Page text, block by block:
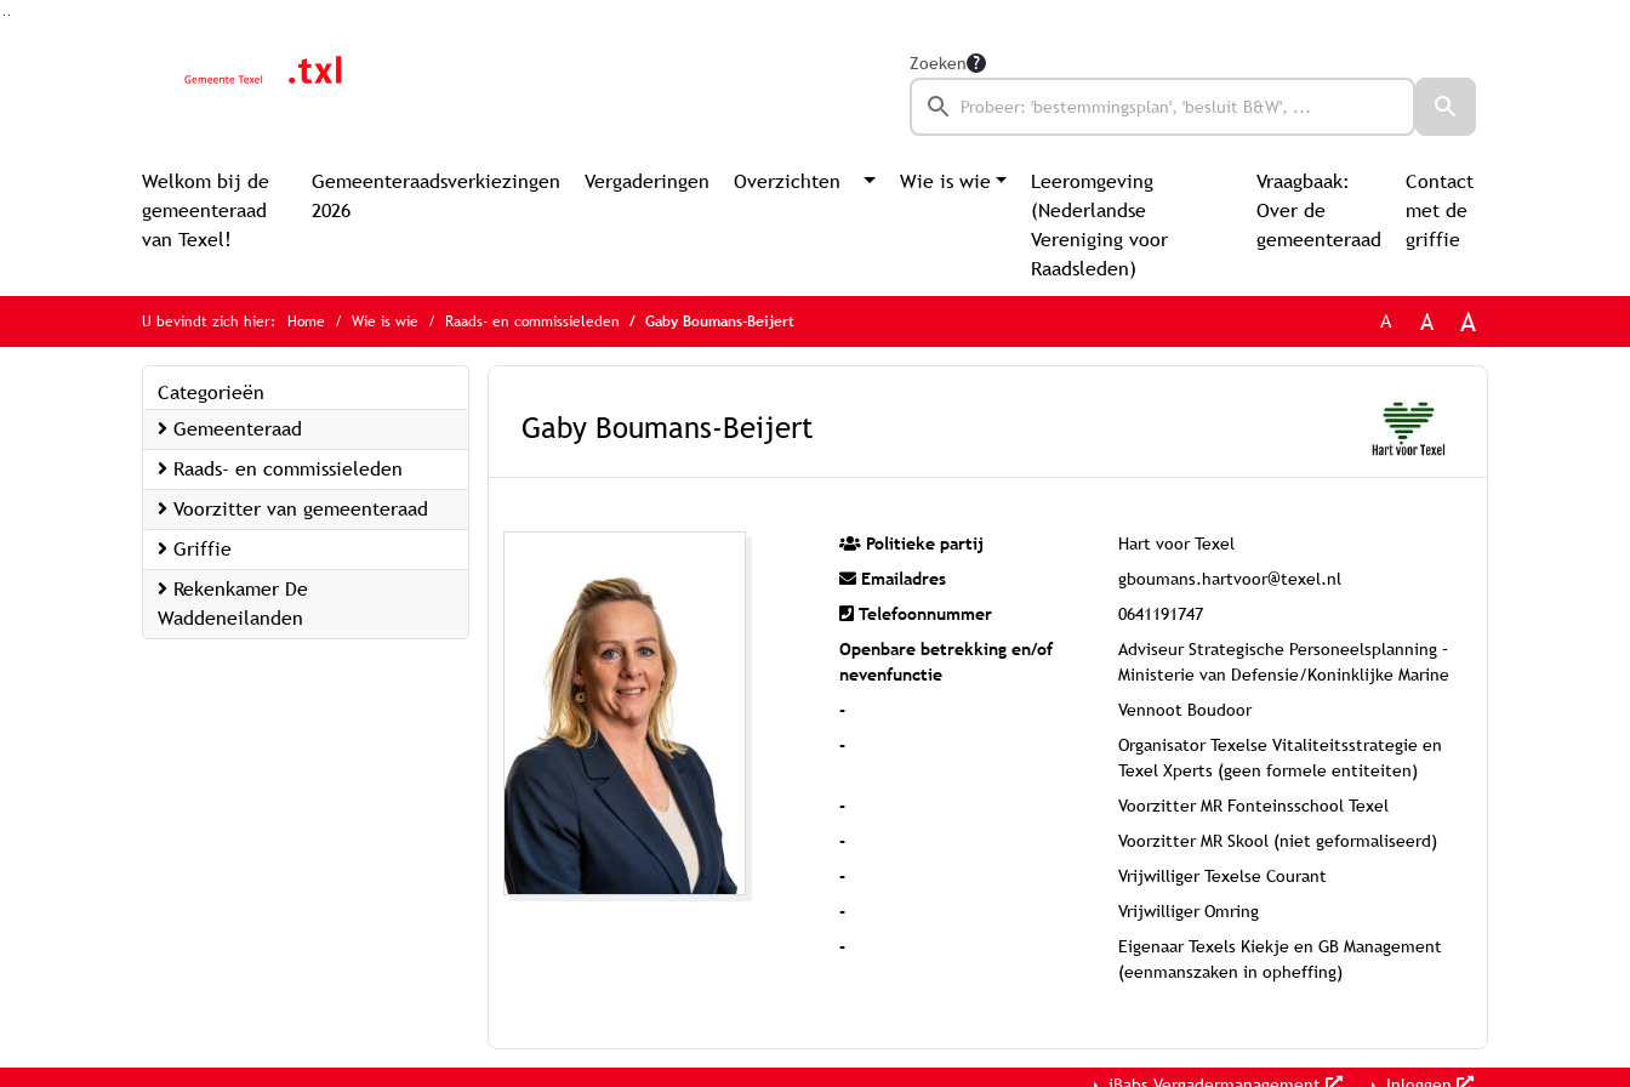
Zoeken
Welkom bij de
gemeenteraad
van Texel!
Gemeenteraadsverkiezingen
2026
Vergaderingen Overzichten Wie is wie
Leeromgeving
(Nederlandse
Vereniging voor
Raadsleden)
Vraagbaak:
Over de
gemeenteraad
Contact
met de
griffie
U bevindt zich hier: Home Wie is wie Raads- en commissieleden Gaby Boumans-Beijert A A A
Categorieën
Gemeenteraad
Raads- en commissieleden
Voorzitter van gemeenteraad
Griffie
Rekenkamer De
Waddeneilanden
Gaby Boumans-Beijert
Politieke partij
Hart voor Texel
Emailadres
gboumans.hartvoor@texel.nl
Telefoonnummer
0641191747
Openbare betrekking en/of
nevenfunctie
Adviseur Strategische Personeelsplanning –
Ministerie van Defensie/Koninklijke Marine
-
Vennoot Boudoor
-
Organisator Texelse Vitaliteitsstrategie en
Texel Xperts (geen formele entiteiten)
-
Voorzitter MR Fonteinsschool Texel
-
Voorzitter MR Skool (niet geformaliseerd)
-
Vrijwilliger Texelse Courant
-
Vrijwilliger Omring
-
Eigenaar Texels Kiekje en GB Management
(eenmanszaken in opheffing)